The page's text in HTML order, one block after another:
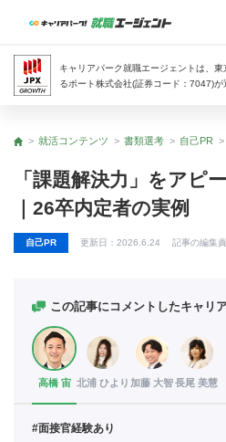
キャリアパーク就職エージェントは、
るポート株式会社(証券コード：7047)が
トップ
就活コンテンツ 書類選考 自己PR
「課題解決力」をアピ
｜26卒内定者の実例
自己PR 更新日： 2026.6.24 記事の編集
この記事にコメントしたキャリ
高橋 宙 北浦 ひより 加藤 大智長尾 美慧
#面接官経験あり